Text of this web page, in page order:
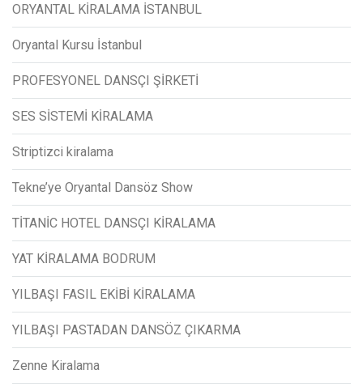
ORYANTAL KİRALAMA İSTANBUL
Oryantal Kursu İstanbul
PROFESYONEL DANSÇI ŞİRKETİ
SES SİSTEMİ KİRALAMA
Striptizci kiralama
Tekne’ye Oryantal Dansöz Show
TİTANİC HOTEL DANSÇI KİRALAMA
YAT KİRALAMA BODRUM
YILBAŞI FASIL EKİBİ KİRALAMA
YILBAŞI PASTADAN DANSÖZ ÇIKARMA
Zenne Kiralama